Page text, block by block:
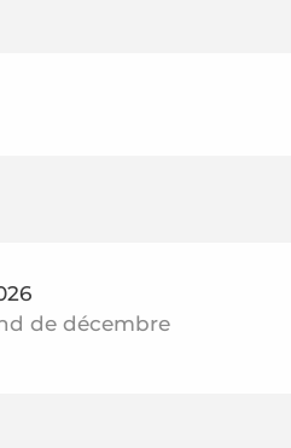
de décembre